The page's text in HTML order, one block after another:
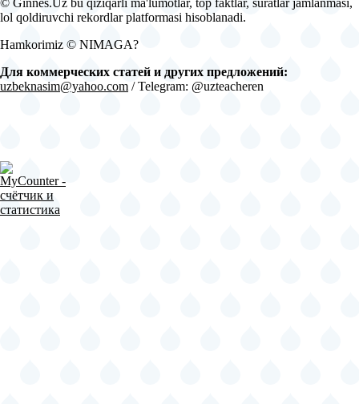
© Ginnes.Uz bu qiziqarli ma'lumotlar, top faktlar, suratlar jamlanmasi,
lol qoldiruvchi rekordlar platformasi hisoblanadi.
Hamkorimiz © NIMAGA?
Для коммерческих статей и других предложений:
uzbeknasim@yahoo.com / Telegram: @uzteacheren